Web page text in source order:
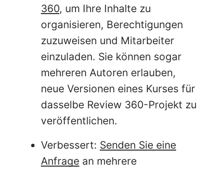
360, um Ihre Inhalte zu
organisieren, Berechtigungen
zuzuweisen und Mitarbeiter
einzuladen. Sie können sogar
mehreren Autoren erlauben,
neue Versionen eines Kurses für
dasselbe Review 360-Projekt zu
veröffentlichen.
Verbessert: Senden Sie eine
Anfrage an mehrere